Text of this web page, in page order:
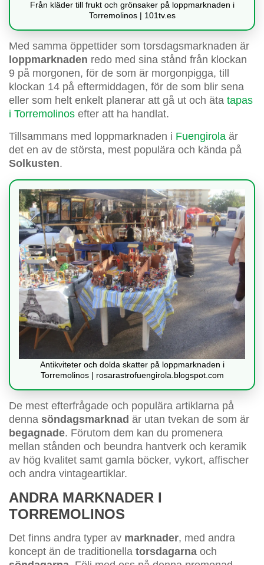
Från kläder till frukt och grönsaker på loppmarknaden i
Torremolinos | 101tv.es
Med samma öppettider som torsdagsmarknaden är
loppmarknaden redo med sina stånd från klockan
9 på morgonen, för de som är morgonpigga, till
klockan 14 på eftermiddagen, för de som blir sena
eller som helt enkelt planerar att gå ut och äta tapas
i Torremolinos efter att ha handlat.
Tillsammans med loppmarknaden i Fuengirola är
det en av de största, mest populära och kända på
Solkusten.
Antikviteter och dolda skatter på loppmarknaden i
Torremolinos | rosarastrofuengirola.blogspot.com
De mest efterfrågade och populära artiklarna på
denna söndagsmarknad är utan tvekan de som är
begagnade. Förutom dem kan du promenera
mellan stånden och beundra hantverk och keramik
av hög kvalitet samt gamla böcker, vykort, affischer
och andra vintageartiklar.
ANDRA MARKNADER I
TORREMOLINOS
Det finns andra typer av marknader, med andra
koncept än de traditionella torsdagarna och